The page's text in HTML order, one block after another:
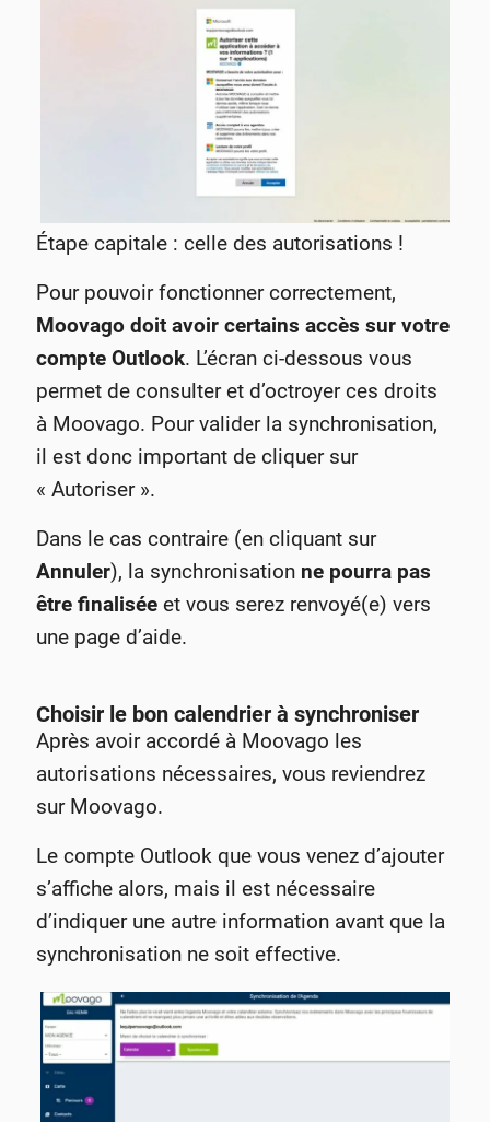
Étape capitale : celle des autorisations !
Pour pouvoir fonctionner correctement,
Moovago doit avoir certains accès sur votre
compte Outlook. L’écran ci-dessous vous
permet de consulter et d’octroyer ces droits
à Moovago. Pour valider la synchronisation,
il est donc important de cliquer sur
« Autoriser ».
Dans le cas contraire (en cliquant sur
Annuler), la synchronisation ne pourra pas
être finalisée et vous serez renvoyé(e) vers
une page d’aide.
Choisir le bon calendrier à synchroniser
Après avoir accordé à Moovago les
autorisations nécessaires, vous reviendrez
sur Moovago.
Le compte Outlook que vous venez d’ajouter
s’affiche alors, mais il est nécessaire
d’indiquer une autre information avant que la
synchronisation ne soit effective.